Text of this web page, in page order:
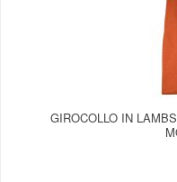
GIROCOLLO IN